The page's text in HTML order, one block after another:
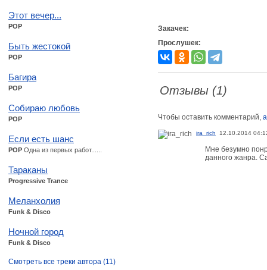
Этот вечер...
POP
Быть жестокой
POP
Багира
POP
Собираю любовь
POP
Если есть шанс
POP Одна из первых работ......
Тараканы
Progressive Trance
Меланхолия
Funk & Disco
Ночной город
Funk & Disco
Смотреть все треки автора (11)
Закачек:
Прослушек:
Отзывы (1)
Чтобы оставить комментарий,
ira_rich 12.10.2014
Мне безумно
данного жанра.